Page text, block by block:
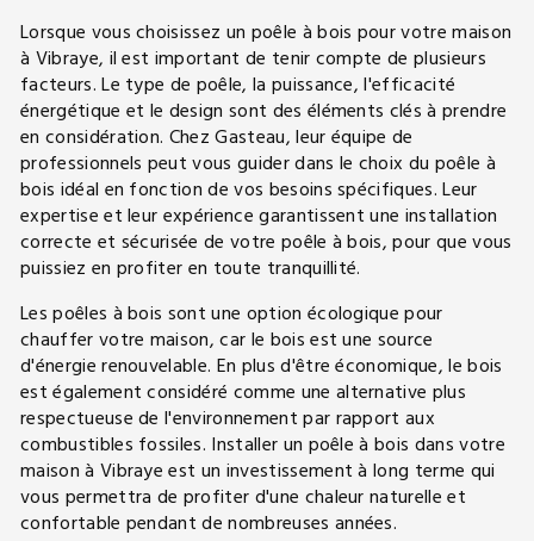
Lorsque vous choisissez un poêle à bois pour votre maison
à Vibraye, il est important de tenir compte de plusieurs
facteurs. Le type de poêle, la puissance, l'efficacité
énergétique et le design sont des éléments clés à prendre
en considération. Chez Gasteau, leur équipe de
professionnels peut vous guider dans le choix du poêle à
bois idéal en fonction de vos besoins spécifiques. Leur
expertise et leur expérience garantissent une installation
correcte et sécurisée de votre poêle à bois, pour que vous
puissiez en profiter en toute tranquillité.
Les poêles à bois sont une option écologique pour
chauffer votre maison, car le bois est une source
d'énergie renouvelable. En plus d'être économique, le bois
est également considéré comme une alternative plus
respectueuse de l'environnement par rapport aux
combustibles fossiles. Installer un poêle à bois dans votre
maison à Vibraye est un investissement à long terme qui
vous permettra de profiter d'une chaleur naturelle et
confortable pendant de nombreuses années.